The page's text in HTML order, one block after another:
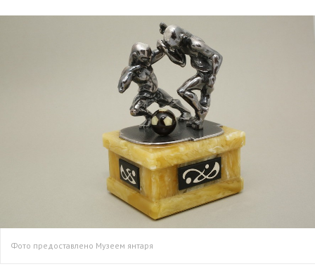
Фото предоставлено Музеем янтаря